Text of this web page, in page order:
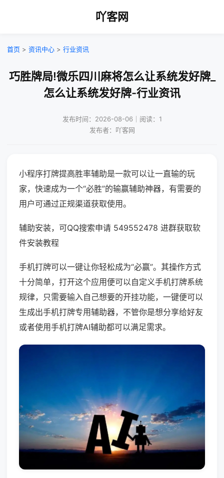
吖客网
首页 > 资讯中心 > 行业资讯
巧胜牌局!微乐四川麻将怎么让系统发好牌_
怎么让系统发好牌-行业资讯
发布时间：2026-08-06｜阅读：1
发布者：吖客网
小程序打牌提高胜率辅助是一款可以让一直输的玩
家，快速成为一个“必胜”的输赢辅助神器，有需要的
用户可通过正规渠道获取使用。
辅助安装，可QQ搜索申请 549552478 进群获取软
件安装教程
手机打牌可以一键让你轻松成为“必赢”。其操作方式
十分简单，打开这个应用便可以自定义手机打牌系统
规律，只需要输入自己想要的开挂功能，一键便可以
生成出手机打牌专用辅助器，不管你是想分享给好友
或者使用手机打牌AI辅助都可以满足需求。